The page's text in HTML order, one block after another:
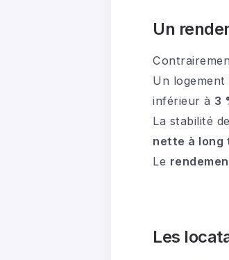
Un
Un
inférieur à 3
La stabilité
nette à long
Le
Les